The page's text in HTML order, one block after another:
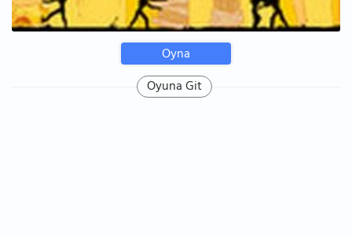
Oyna
Oyuna Git